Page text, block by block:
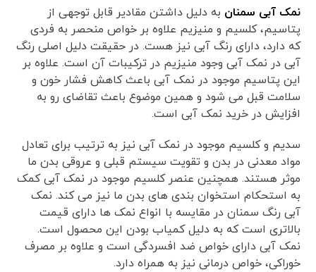
نمک آبی سمنان به دلیل داشتن مقادیر قابل توجهی از
پتاسیم، کلسیم و منیزیم علاوه بر خواص منحصر به فردی
که دارد، دارای رنگ آبی نیز هست. در حقیقت دلیل اصلی رنگ
آبی در نمک آبی وجود منیزیم در ترکیبات آن است. علاوه بر
این پتاسیم موجود در نمک آبی باعث کاهش فشار خون و
سلامت قبل می شود و همین موضوع باعث تقاضای رو به
افزایش در خرید نمک آبی است.
سدیم و کلسیم موجود در نمک آبی نیز به ترتیب برای تعادل
مواد معدنی در بدن و تقویت سیستم قبلی و عروقی بدن ما
موثر هستند. همچنین عنصر کلسیم موجود در نمک آبی کمک
به استحکام استخوان بندی های بدن ما نیز می کند. نمک
آبی رنگ سمنان در مقایسه با انواع نمک ها دارای قیمت
بالاتری است که به دلیل کمیاب بودن این محصول است.
نمک آبی دارای خواص ضد افسردگی است و علاوه بر مصرف
خوراکی، خواص درمانی نیز به همراه دارد.